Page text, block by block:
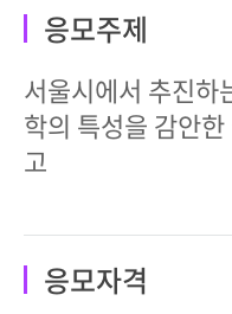
응모주제
서울시에서 추진하
학의 특성을 감안
고
응모자격